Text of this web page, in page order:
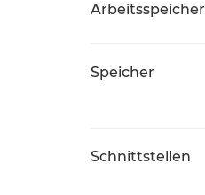
Arbeitsspeicher
Speicher
Schnittstellen